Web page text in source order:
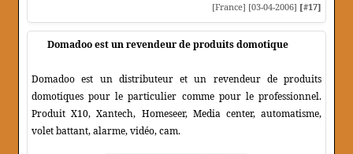
[France] [03-04-2006] [#17]
Domadoo est un revendeur de produits domotique
Domadoo est un distributeur et un revendeur de produits
domotiques pour le particulier comme pour le professionnel.
Produit X10, Xantech, Homeseer, Media center, automatisme,
volet battant, alarme, vidéo, cam.